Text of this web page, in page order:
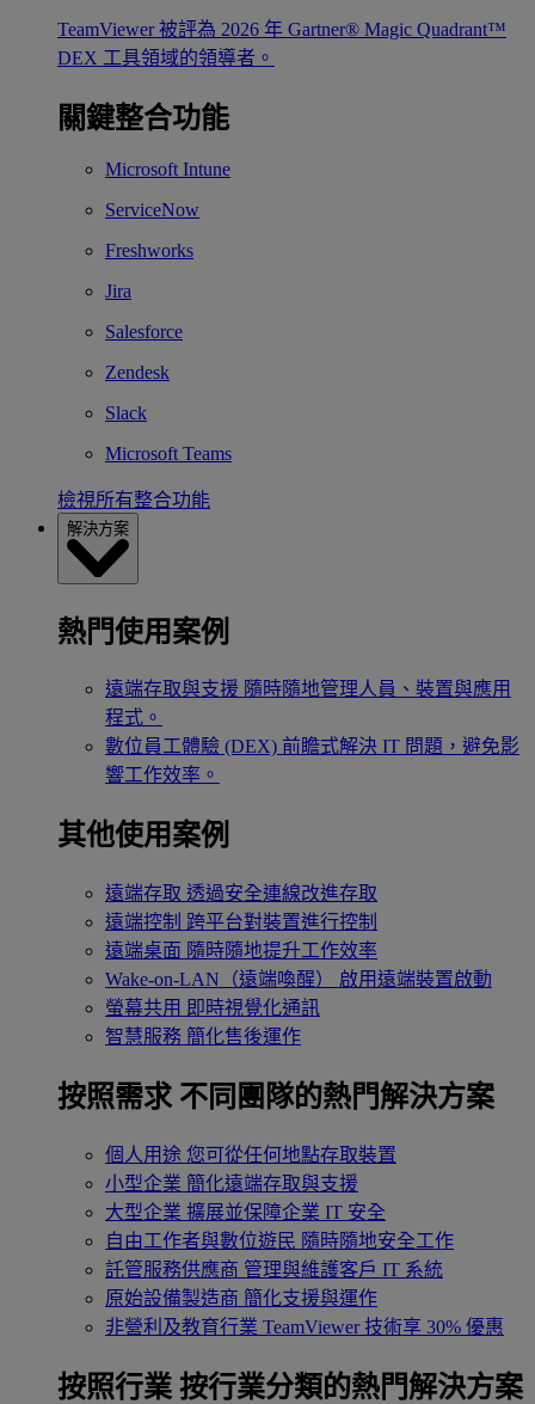
TeamViewer 被評為 2026 年 Gartner® Magic Quadrant™
DEX 工具領域的領導者。
關鍵整合功能
Microsoft Intune
ServiceNow
Freshworks
Jira
Salesforce
Zendesk
Slack
Microsoft Teams
檢視所有整合功能
解決方案
熱門使用案例
遠端存取與支援 隨時隨地管理人員、裝置與應用
程式。
數位員工體驗 (DEX) 前瞻式解決 IT 問題，避免影
響工作效率。
其他使用案例
遠端存取 透過安全連線改進存取
遠端控制 跨平台對裝置進行控制
遠端桌面 隨時隨地提升工作效率
Wake-on-LAN（遠端喚醒）
啟用遠端裝置啟動
螢幕共用 即時視覺化通訊
智慧服務 簡化售後運作
按照需求 不同團隊的熱門解決方案
個人用途 您可從任何地點存取裝置
小型企業 簡化遠端存取與支援
大型企業 擴展並保障企業 IT 安全
自由工作者與數位遊民 隨時隨地安全工作
託管服務供應商 管理與維護客戶 IT 系統
原始設備製造商 簡化支援與運作
非營利及教育行業 TeamViewer 技術享 30% 優惠
按照行業 按行業分類的熱門解決方案